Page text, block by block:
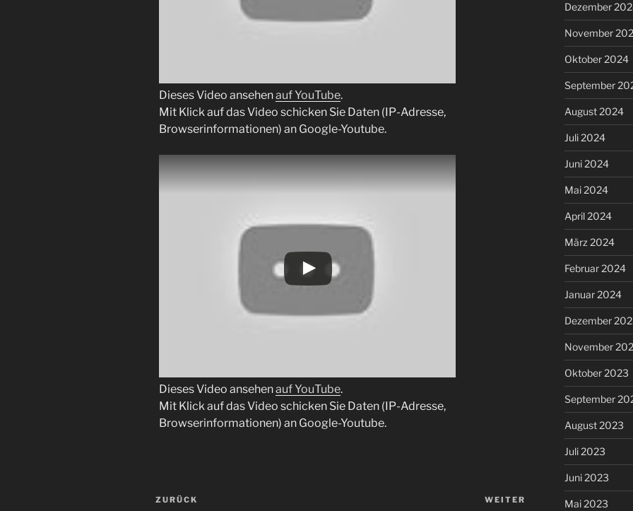
Dieses Video ansehenauf YouTube.
Mit Klick auf das Video schicken Sie Daten (IP-Adresse,
Browserinformationen) an Google-Youtube.
Dieses Video ansehenauf YouTube.
Mit Klick auf das Video schicken Sie Daten (IP-Adresse,
Browserinformationen) an Google-Youtube.
Beitragsnavigation
Vorheriger
ZURÜCK
Nächster
WEITER
Dezember
November
Oktober 2024
September
August 2024
Juli 2024
Juni 2024
Mai 2024
April 2024
März 2024
Februar 2024
Januar 2024
Dezember
November
Oktober 2023
September
August 2023
Juli 2023
Juni 2023
Mai 2023